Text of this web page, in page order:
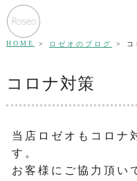
HOME ロゼオのブログ コ
コロナ対策
当店ロゼオもコロナ
す。
お客様にご協力頂い